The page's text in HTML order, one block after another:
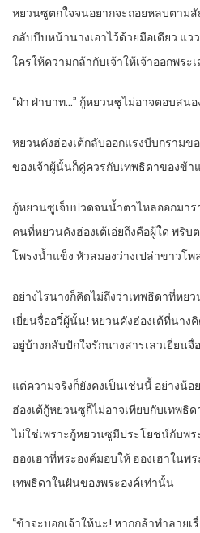
หยวนซูตกใจจนอยากจะถอยหลบตาม
กลับบีบหน้านางเอาไว้ด้วยมือเดียว แว
ใครให้ความกล้ากับเจ้าให้เจ้าออกพระ
“ฝ่า ฝ่าบาท…” กู้หยวนซูไม่อาจตอบสน
หยวนคังฮ่องเต้กลับออกแรงบีบกรามข
ของเจ้าผู้นั้นก็คู่ควรกับเทพธิดาของข้า
กู้หยวนซูเจ็บปวดจนน้ำตาไหลออกมาร
คนที่หยวนคังฮ่องเต้เอ่ยถึงคือผู้ใด พริ
โพรงน้ำแข็ง หัวสมองว่างเปล่าขาวโพ
อย่างไรนางก็คิดไม่ถึงว่าเทพธิดาที่หยว
เยี่ยนจื่ออวี๋ผู้นั้น! หยวนคังฮ่องเต้ที่นา
อยู่บ้างกลับปักใจรักนางสารเลวเยี่ยนจื่
แต่ความจริงก็ยังคงเป็นเช่นนี้ อย่างน้
ฮ่องเต้กู้หยวนซูก็ไม่อาจเทียบกับเทพธิ
ไม่ใช่เพราะกู้หยวนซูมีประโยชน์กับพ
ฮองเฮาที่พระองค์มอบให้ ฮองเฮาในพ
เทพธิดาในฝันของพระองค์เท่านั้น
“ข้าจะบอกเจ้าให้นะ! หากกล้าทำลาย